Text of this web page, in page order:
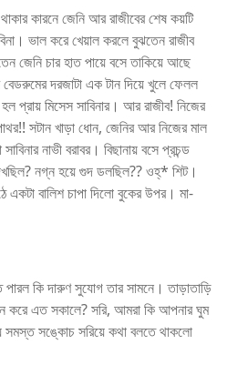
কারনে জেনি আর রাজীবের শেষ কয়টি
ভাল করে খেয়াল করলে বুঝতেন রাজীব
জেনি চার হাত পায়ে বসে তাকিয়ে আছে
দরজাটা এক টান দিয়ে খুলে ফেলল
প্রায় মিসেস সাবিনার। আর রাজীব! নিজের
সটান খাড়া ধোন, জেনির আর নিজের মাল
নাভী বরাবর। বিছানায় বসে প্রচন্ড
নগ্ন হয়ে গুদ ডলছিল?? ওহ্* শিট।
একটা বালিশ চাপা দিলো বুকের উপর। মা-
কি দারুণ সুযোগ তার সামনে। তাড়াতাড়ি
করে এত সকালে? সরি, আমরা কি আপনার ঘুম
সমস্ত সঙ্কোচ সরিয়ে কথা বলতে থাকলো